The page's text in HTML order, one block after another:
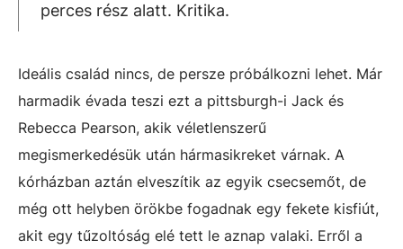
perces rész alatt. Kritika.
Ideális család nincs, de persze próbálkozni lehet. Már
harmadik évada teszi ezt a pittsburgh-i Jack és
Rebecca Pearson, akik véletlenszerű
megismerkedésük után hármasikreket várnak. A
kórházban aztán elveszítik az egyik csecsemőt, de
még ott helyben örökbe fogadnak egy fekete kisfiút,
akit egy tűzoltóság elé tett le aznap valaki. Erről a